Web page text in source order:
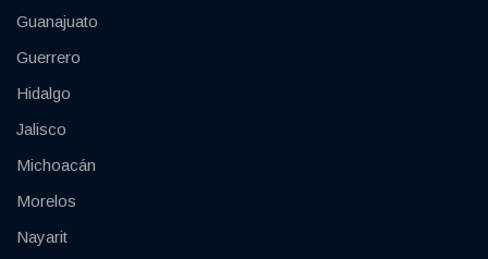
Guanajuato
Guerrero
Hidalgo
Jalisco
Michoacán
Morelos
Nayarit